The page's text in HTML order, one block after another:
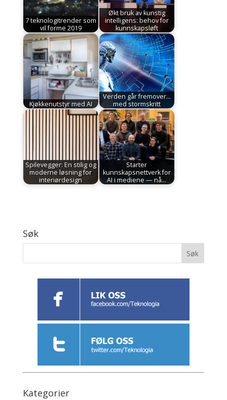
7 teknologitrender som
vil forme 2019
Økt bruk av kunstig
intelligens: behov for
kunnskapsløft
Kjøkkenutstyr med AI
Verden går fremover...
med stormskritt
Spilevegger: En stilig og
moderne løsning for
interiørdesign
Starter
kunnskapsnettverk for
AI i mediene — nå…
Søk
Kategorier